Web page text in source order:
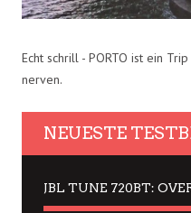
Echt schrill - PORTO ist ein
nerven.
NEUESTE